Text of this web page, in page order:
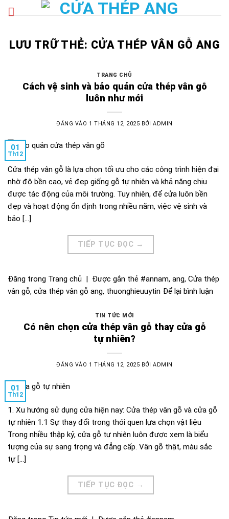
Bỏ
qua
dungLƯU TRỮ THẺ: CỬA THÉP VÂN GỖ ANG
TRANG CHỦ
Cách vệ sinh và bảo quản cửa thép vân gỗ
luôn như mới
ĐĂNG VÀO 1 THÁNG 12, 2025 BỞIADMIN
01
Th12
Cửa thép vân gỗ là lựa chọn tối ưu cho các công trình hiện đại
nhờ độ bền cao, vẻ đẹp giống gỗ tự nhiên và khả năng chịu
được tác động của môi trường. Tuy nhiên, để cửa luôn bền
đẹp và hoạt động ổn định trong nhiều năm, việc vệ sinh và
bảo […]
TIẾP TỤC ĐỌC →
Đăng trong Trang chủ | Được gắn thẻ #annam, ang, Cửa thép
vân gỗ, cửa thép vân gỗ ang, thuonghieuuytin Để lại bình luận
TIN TỨC MỚI
Có nên chọn cửa thép vân gỗ thay cửa gỗ
tự nhiên?
ĐĂNG VÀO 1 THÁNG 12, 2025 BỞIADMIN
01
Th12
1. Xu hướng sử dụng cửa hiện nay: Cửa thép vân gỗ và cửa gỗ
tự nhiên 1.1 Sự thay đổi trong thói quen lựa chọn vật liệu
Trong nhiều thập kỷ, cửa gỗ tự nhiên luôn được xem là biểu
tượng của sự sang trọng và đẳng cấp. Vân gỗ thật, màu sắc
tự […]
TIẾP TỤC ĐỌC →